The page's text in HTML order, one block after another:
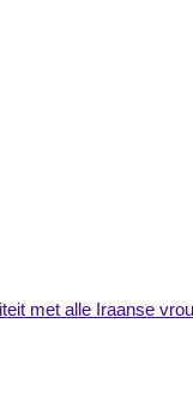
met alle Iraanse